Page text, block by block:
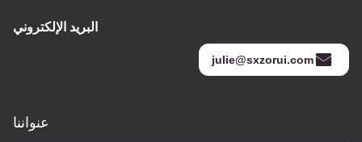
البريد الإلكتروني
julie@sxzorui.com
عنواننا